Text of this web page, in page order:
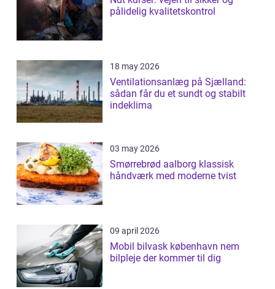
pålidelig kvalitetskontrol
18 may 2026
Ventilationsanlæg på Sjælland:
sådan får du et sundt og stabilt
indeklima
03 may 2026
Smørrebrød aalborg klassisk
håndværk med moderne tvist
09 april 2026
Mobil bilvask københavn nem
bilpleje der kommer til dig